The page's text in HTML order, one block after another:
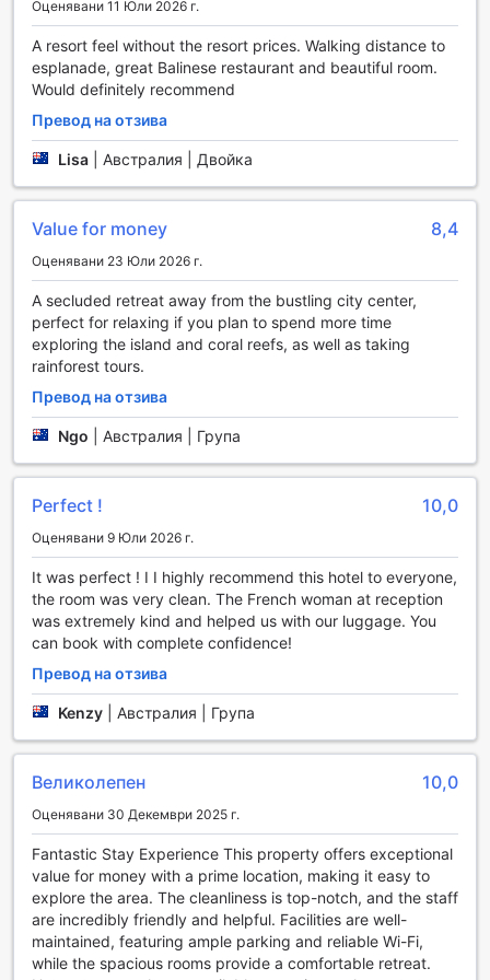
професионалните терапевти предлагат разнообразие от
процедури, включително масажи и терапии за лице,
които ще ви помогнат да се отпуснете и възстановите
след активен ден.
Не пропускайте да се разходите из красивата градина
на хотела, където можете да се насладите на
спокойствието на природата и да се насладите на
разнообразие от тропически растения. За любителите
на четенето, библиотеката предлага широка селекция
от книги, перфектни за уютно прекарване на времето.
Завършете деня си с посещение на магазина за
уникални местни артикули и спомени от вашето
пътуване. Bay Village Tropical Retreat е идеалното място
за релаксация и забавление в сърцето на Кeрнс.
Спортни съоръжения в Bay Village Tropical Retreat
Bay Village Tropical Retreat в Кeрнс предлага
изключителни спортни съоръжения, които ще задоволят
нуждите на всеки активен посетител. Вътрешният
басейн е идеален за плувци, които искат да се насладят
независимо от времето навън. За любителите на
слънчевите лъчи, откритият басейн е перфектното
място за отмора и освежаване, а барът край басейна
предлага освежаващи напитки, които да допълнят
вашето плувно изживяване.
Но спортните възможности не свършват дотук! Хотелът
разполага с собствено голф игрище, където можете да
се насладите на игра на голф сред красивите
тропически пейзажи. За тези, които обичат
приключенията, Bay Village Tropical Retreat предлага
изследвате подводния свят на Австралия.
Допълнително, можете да се насладите на конна езда
или да се отправите на пешеходни маршрути, които
предлагат незабравими гледки. А за любителите на
забавленията, боулинг алеята предоставя уникално
изживяване за семейството и приятелите. Всеки
спортист или любител на активния начин на живот ще
намери своето място в Bay Village Tropical Retreat!
Удобства в Bay Village Tropical Retreat: Комфорт и
Практичност
Оценявани 11 Юли 2026 г.
A resort feel without the resort prices. Walking distance to
esplanade, great Balinese restaurant and beautiful room.
Would definitely recommend
Превод на отзива
Lisa Австралия | Двойка
Value for money 8,4
Оценявани 23 Юли 2026 г.
A secluded retreat away from the bustling city center,
perfect for relaxing if you plan to spend more time
exploring the island and coral reefs, as well as taking
rainforest tours.
Превод на отзива
Ngo Австралия | Група
Perfect ! 10,0
Оценявани 9 Юли 2026 г.
It was perfect ! I I highly recommend this hotel to everyone,
the room was very clean. The French woman at reception
was extremely kind and helped us with our luggage. You
can book with complete confidence!
Превод на отзива
Kenzy Австралия | Група
Великолепен 10,0
Оценявани 30 Декември 2025 г.
Fantastic Stay Experience This property offers exceptional
value for money with a prime location, making it easy to
explore the area. The cleanliness is top-notch, and the staff
are incredibly friendly and helpful. Facilities are well-
maintained, featuring ample parking and reliable Wi-Fi,
while the spacious rooms provide a comfortable retreat.